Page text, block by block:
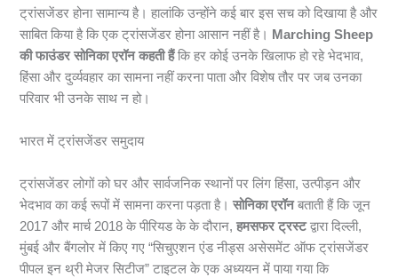
ट्रांसजेंडर होना सामान्य है। हालांकि उन्होंने कई बार इस सच को दिखाया है और
साबित किया है कि एक ट्रांसजेंडर होना आसान नहीं है। Marching Sheep
की फाउंडर सोनिका एरॉन कहती हैं कि हर कोई उनके खिलाफ हो रहे भेदभाव,
हिंसा और दुर्व्यवहार का सामना नहीं करना पाता और विशेष तौर पर जब उनका
परिवार भी उनके साथ न हो।
भारत में ट्रांसजेंडर समुदाय
ट्रांसजेंडर लोगों को घर और सार्वजनिक स्थानों पर लिंग हिंसा, उत्पीड़न और
भेदभाव का कई रूपों में सामना करना पड़ता है। सोनिका एरॉन बताती हैं कि जून
2017 और मार्च 2018 के पीरियड के के दौरान, हमसफर ट्रस्ट द्वारा दिल्ली,
मुंबई और बैंगलोर में किए गए “सिचुएशन एंड नीड्स असेसमेंट ऑफ ट्रांसजेंडर
पीपल इन थ्री मेजर सिटीज” टाइटल के एक अध्ययन में पाया गया कि